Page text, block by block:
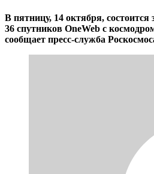
В пятницу, 14 октября, состоится
36 спутников OneWeb с
сообщает пресс-служба